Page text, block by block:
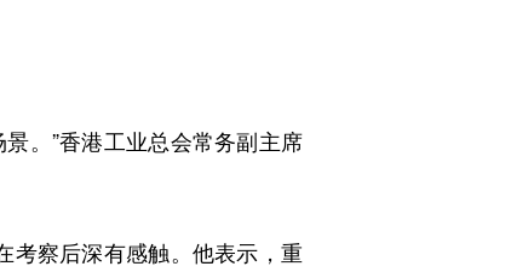
。”香港工业总会常务副主席
察后深有感触。他表示，重